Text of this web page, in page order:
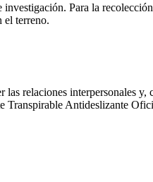
Para la
el terreno.
relaciones interpersonales y,
Transpirable Antideslizante